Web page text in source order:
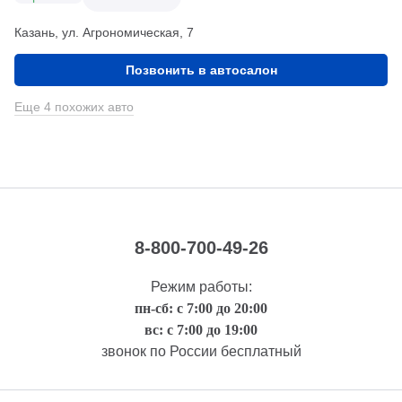
Казань, ул. Агрономическая, 7
Позвонить в автосалон
Еще 4 похожих авто
8-800-700-49-26
Режим работы:
пн-сб: с 7:00 до 20:00
вс: с 7:00 до 19:00
звонок по России бесплатный